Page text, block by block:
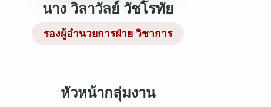
นาง วิลาวัลย์ วัชโรทัย
รองผู้อำนวยการฝ่าย วิชาการ
หัวหน้ากลุ่มงาน